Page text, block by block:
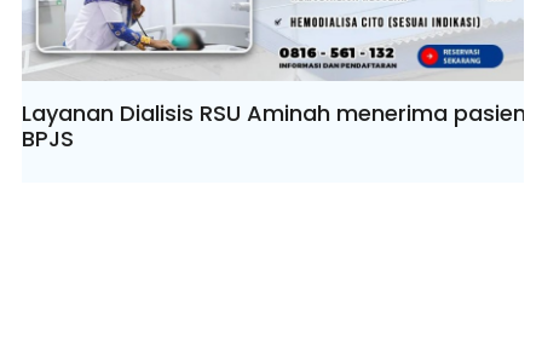
Layanan Dialisis RSU Aminah menerima pasien
BPJS